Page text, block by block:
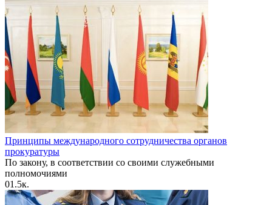
Принципы международного сотрудничества органов
прокуратуры
По закону, в соответствии со своими служебными
полномочиями
01.5к.